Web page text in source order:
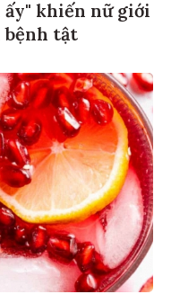
khiến nữ giới
bệnh tật